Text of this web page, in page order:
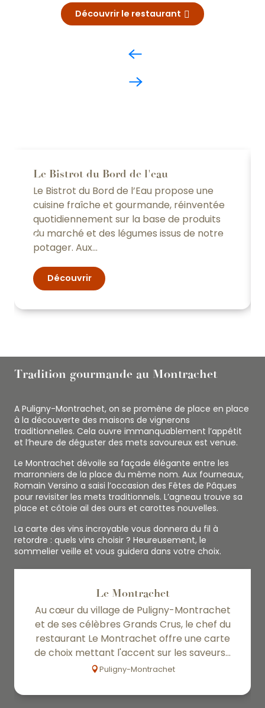
Découvrir le restaurant
Le Bistrot du Bord de l'eau
Le Bistrot du Bord de l’Eau propose une
cuisine fraîche et gourmande, réinventée
quotidiennement sur la base de produits
du marché et des légumes issus de notre
potager. Aux...
Découvrir
Tradition gourmande au Montrachet
A Puligny-Montrachet, on se promène de place en place
à la découverte des maisons de vignerons
traditionnelles. Cela ouvre immanquablement l’appétit
et l’heure de déguster des mets savoureux est venue.
Le Montrachet dévoile sa façade élégante entre les
marronniers de la place du même nom. Aux fourneaux,
Romain Versino a saisi l’occasion des Fêtes de Pâques
pour revisiter les mets traditionnels. L’agneau trouve sa
place et côtoie ail des ours et carottes nouvelles.
La carte des vins incroyable vous donnera du fil à
retordre : quels vins choisir ? Heureusement, le
sommelier veille et vous guidera dans votre choix.
Le Montrachet
Au cœur du village de Puligny-Montrachet
et de ses célèbres Grands Crus, le chef du
restaurant Le Montrachet offre une carte
de choix mettant l'accent sur les saveurs...
Puligny-Montrachet